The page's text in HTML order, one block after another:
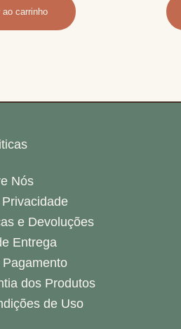
carrinho
Nós
e Devoluções
Entrega
dos Produtos
de Uso